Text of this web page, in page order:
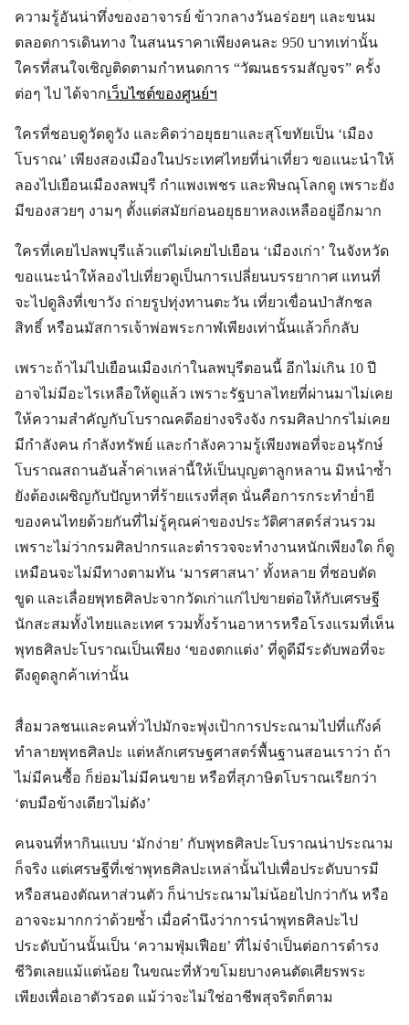
ความรู้อันน่าทึ่งของอาจารย์ ข้าวกลางวันอร่อยๆ และขนม
ตลอดการเดินทาง ในสนนราคาเพียงคนละ 950 บาทเท่านั้น
ใครที่สนใจเชิญติดตามกำหนดการ “วัฒนธรรมสัญจร” ครั้ง
ต่อๆ ไป ได้จากเว็บไซต์ของศูนย์ฯ
ใครที่ชอบดูวัดดูวัง และคิดว่าอยุธยาและสุโขทัยเป็น ‘เมือง
โบราณ’ เพียงสองเมืองในประเทศไทยที่น่าเที่ยว ขอแนะนำให้
ลองไปเยือนเมืองลพบุรี กำแพงเพชร และพิษณุโลกดู เพราะยัง
มีของสวยๆ งามๆ ตั้งแต่สมัยก่อนอยุธยาหลงเหลืออยู่อีกมาก
ใครที่เคยไปลพบุรีแล้วแต่ไม่เคยไปเยือน ‘เมืองเก่า’ ในจังหวัด
ขอแนะนำให้ลองไปเที่ยวดูเป็นการเปลี่ยนบรรยากาศ แทนที่
จะไปดูลิงที่เขาวัง ถ่ายรูปทุ่งทานตะวัน เที่ยวเขื่อนป่าสักชล
สิทธิ์ หรือนมัสการเจ้าพ่อพระกาฬเพียงเท่านั้นแล้วก็กลับ
เพราะถ้าไม่ไปเยือนเมืองเก่าในลพบุรีตอนนี้ อีกไม่เกิน 10 ปี
อาจไม่มีอะไรเหลือให้ดูแล้ว เพราะรัฐบาลไทยที่ผ่านมาไม่เคย
ให้ความสำคัญกับโบราณคดีอย่างจริงจัง กรมศิลปากรไม่เคย
มีกำลังคน กำลังทรัพย์ และกำลังความรู้เพียงพอที่จะอนุรักษ์
โบราณสถานอันล้ำค่าเหล่านี้ให้เป็นบุญตาลูกหลาน มิหนำซ้ำ
ยังต้องเผชิญกับปัญหาที่ร้ายแรงที่สุด นั่นคือการกระทำย่ำยี
ของคนไทยด้วยกันที่ไม่รู้คุณค่าของประวัติศาสตร์ส่วนรวม
เพราะไม่ว่ากรมศิลปากรและตำรวจจะทำงานหนักเพียงใด ก็ดู
เหมือนจะไม่มีทางตามทัน ‘มารศาสนา’ ทั้งหลาย ที่ชอบตัด
ขูด และเลื่อยพุทธศิลปะจากวัดเก่าแก่ไปขายต่อให้กับเศรษฐี
นักสะสมทั้งไทยและเทศ รวมทั้งร้านอาหารหรือโรงแรมที่เห็น
พุทธศิลปะโบราณเป็นเพียง ‘ของตกแต่ง’ ที่ดูดีมีระดับพอที่จะ
ดึงดูดลูกค้าเท่านั้น
สื่อมวลชนและคนทั่วไปมักจะพุ่งเป้าการประณามไปที่แก๊งค์
ทำลายพุทธศิลปะ แต่หลักเศรษฐศาสตร์พื้นฐานสอนเราว่า ถ้า
ไม่มีคนซื้อ ก็ย่อมไม่มีคนขาย หรือที่สุภาษิตโบราณเรียกว่า
‘ตบมือข้างเดียวไม่ดัง’
คนจนที่หากินแบบ ‘มักง่าย’ กับพุทธศิลปะโบราณน่าประณาม
ก็จริง แต่เศรษฐีที่เช่าพุทธศิลปะเหล่านั้นไปเพื่อประดับบารมี
หรือสนองตัณหาส่วนตัว ก็น่าประณามไม่น้อยไปกว่ากัน หรือ
อาจจะมากกว่าด้วยซ้ำ เมื่อคำนึงว่าการนำพุทธศิลปะไป
ประดับบ้านนั้นเป็น ‘ความฟุ่มเฟือย’ ที่ไม่จำเป็นต่อการดำรง
ชีวิตเลยแม้แต่น้อย ในขณะที่หัวขโมยบางคนตัดเศียรพระ
เพียงเพื่อเอาตัวรอด แม้ว่าจะไม่ใช่อาชีพสุจริตก็ตาม